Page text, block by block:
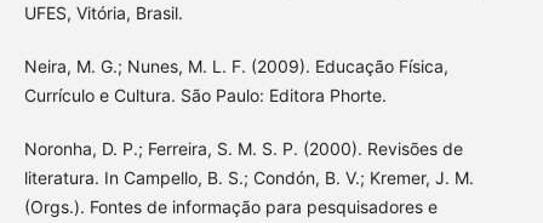
UFES, Vitória, Brasil.
Neira, M. G.; Nunes, M. L. F. (2009). Educação Física,
Currículo e Cultura. São Paulo: Editora Phorte.
Noronha, D. P.; Ferreira, S. M. S. P. (2000). Revisões de
literatura. In Campello, B. S.; Condón, B. V.; Kremer, J. M.
(Orgs.). Fontes de informação para pesquisadores e